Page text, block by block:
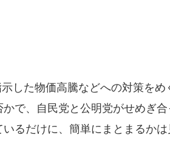
した物価高騰などへの対策を
で、自民党と公明党がせめぎ
るだけに、簡単にまとまるかは